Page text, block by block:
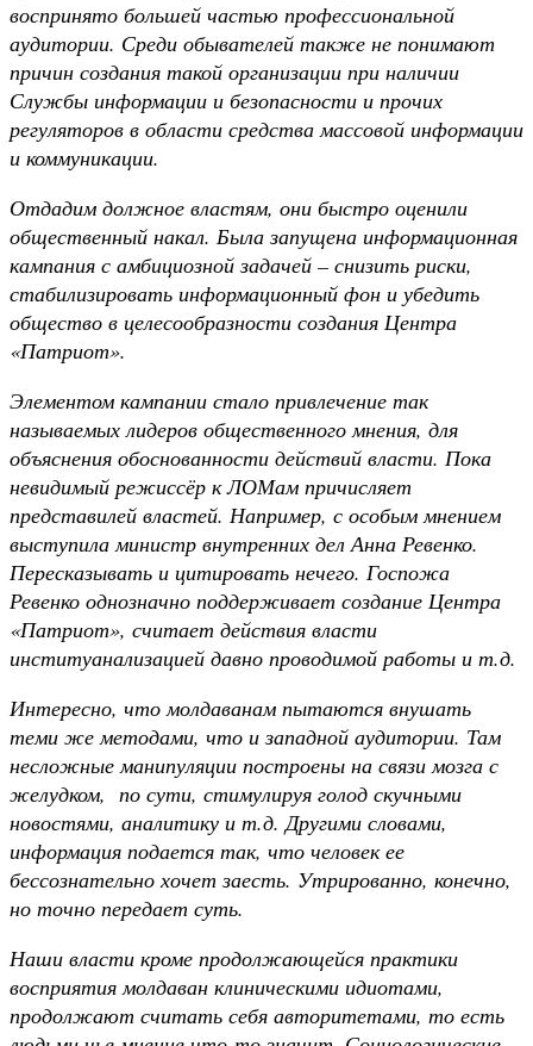
воспринято большей частью профессиональной
аудитории. Среди обывателей также не понимают
причин создания такой организации при наличии
Службы информации и безопасности и прочих
регуляторов в области средства массовой информации
и коммуникации.
Отдадим должное властям, они быстро оценили
общественный накал. Была запущена информационная
кампания с амбициозной задачей – снизить риски,
стабилизировать информационный фон и убедить
общество в целесообразности создания Центра
«Патриот».
Элементом кампании стало привлечение так
называемых лидеров общественного мнения, для
объяснения обоснованности действий власти. Пока
невидимый режиссёр к ЛОМам причисляет
представилей властей. Например, с особым мнением
выступила министр внутренних дел Анна Ревенко.
Пересказывать и цитировать нечего. Госпожа
Ревенко однозначно поддерживает создание Центра
«Патриот», считает действия власти
институанализацией давно проводимой работы и т.д.
Интересно, что молдаванам пытаются внушать
теми же методами, что и западной аудитории. Там
несложные манипуляции построены на связи мозга с
желудком, по сути, стимулируя голод скучными
новостями, аналитику и т.д. Другими словами,
информация подается так, что человек ее
бессознательно хочет заесть. Утрированно, конечно,
но точно передает суть.
Наши власти кроме продолжающейся практики
восприятия молдаван клиническими идиотами,
продолжают считать себя авторитетами, то есть